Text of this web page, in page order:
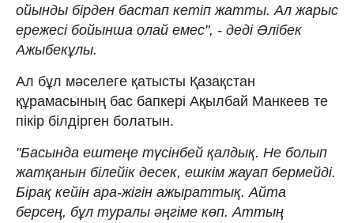
ойынды бірден бастап кетіп жатты. Ал жарыс
ережесі бойынша олай емес", - деді Әлібек
Ажыбекұлы.
Ал бұл мәселеге қатысты Қазақстан
құрамасының бас бапкері Ақылбай Манкеев те
пікір білдірген болатын.
"Басында ештеңе түсінбей қалдық. Не болып
жатқанын білейік десек, ешкім жауап бермейді.
Бірақ кейін ара-жігін ажыраттық. Айта
берсең, бұл туралы әңгіме көп. Аттың